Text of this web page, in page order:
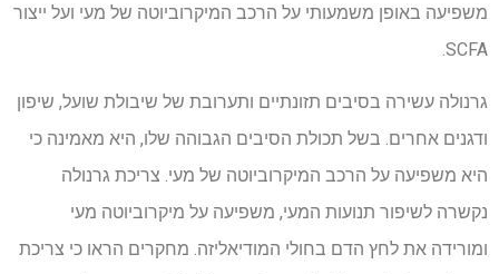
משפיעה באופן משמעותי על הרכב המיקרוביוטה של מעי ועל ייצור
SCFA.
גרנולה עשירה בסיבים תזונתיים ותערובת של שיבולת שועל, שיפון
ודגנים אחרים. בשל תכולת הסיבים הגבוהה שלו, היא מאמינה כי
היא משפיעה על הרכב המיקרוביוטה של מעי. צריכת גרנולה
נקשרה לשיפור תנועות המעי, משפיעה על מיקרוביוטה מעי
ומורידה את לחץ הדם בחולי המודיאליזה. מחקרים הראו כי צריכת